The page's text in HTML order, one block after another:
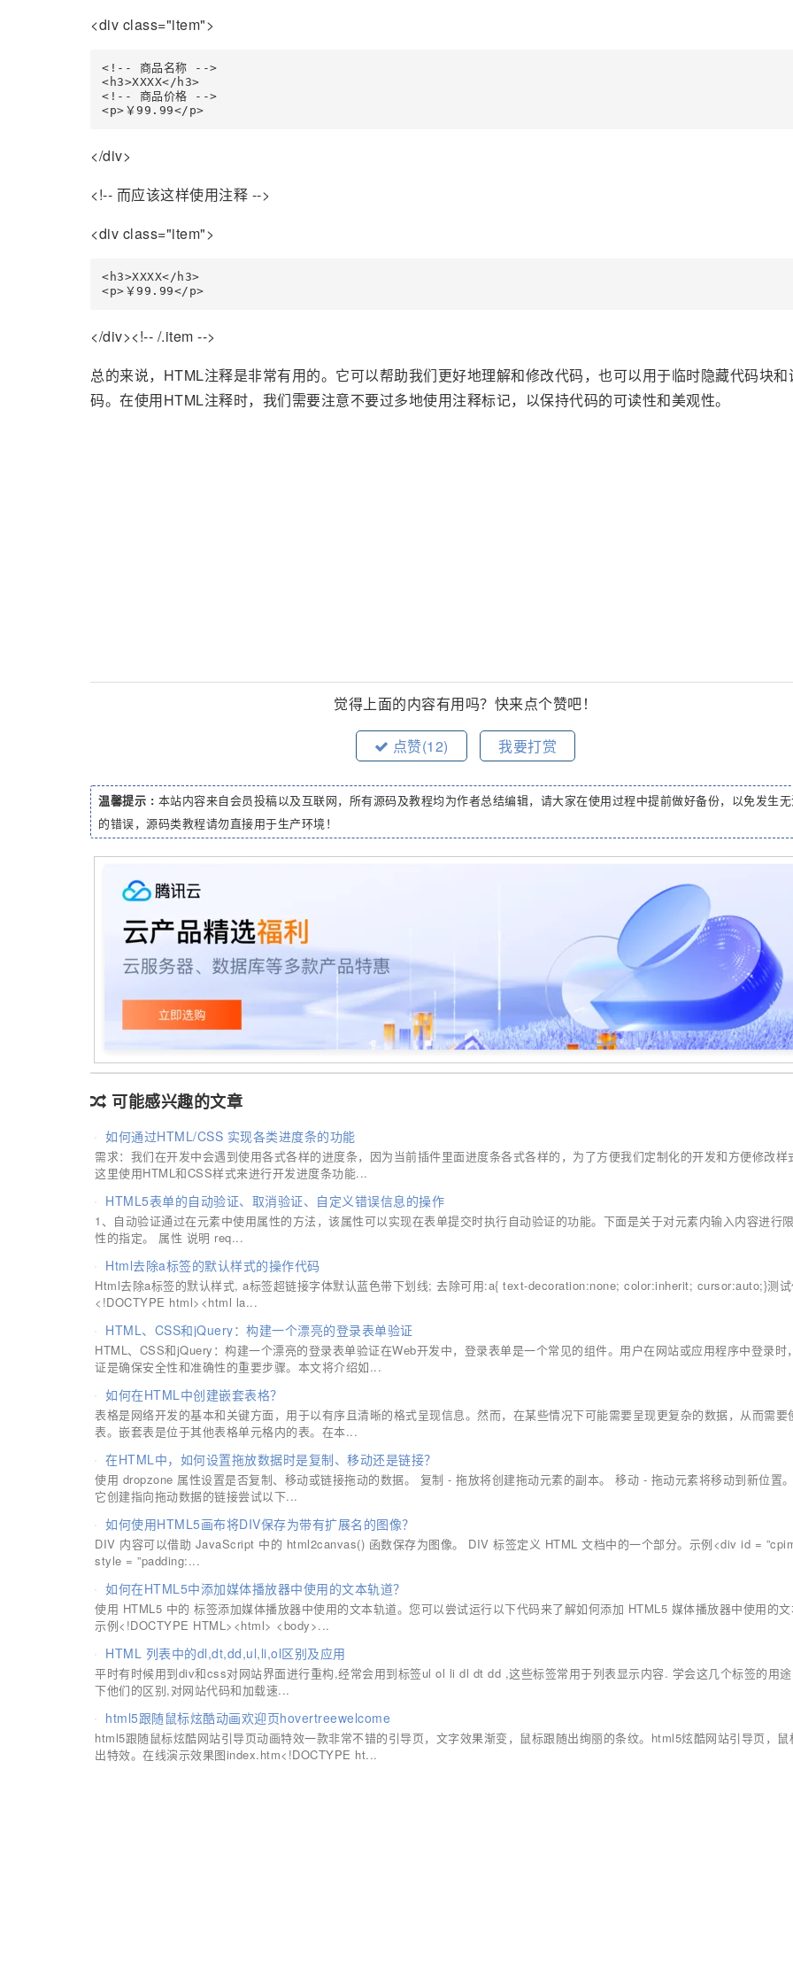
<div class="item">
<!-- 商品名称 -->
<h3>XXXX</h3>
<!-- 商品价格 -->
<p>￥99.99</p>
</div>
<!-- 而应该这样使用注释 -->
<div class="item">
<h3>XXXX</h3>
<p>￥99.99</p>
</div><!-- /.item -->
总的来说，HTML注释是非常有用的。它可以帮助我们更好地理解和修改代码，也可以用于临时隐藏代码块和
码。在使用HTML注释时，我们需要注意不要过多地使用注释标记，以保持代码的可读性和美观性。
觉得上面的内容有用吗？快来点个赞吧！
点赞(12) 我要打赏
温馨提示 : 本站内容来自会员投稿以及互联网，所有源码及教程均为作者总结编辑，请大家在使用过程中提前做好备份，以免发生
的错误，源码类教程请勿直接用于生产环境！
可能感兴趣的文章
如何通过HTML/CSS 实现各类进度条的功能
需求：我们在开发中会遇到使用各式各样的进度条，因为当前插件里面进度条各式各样的，为了方便我们定制化的开发和方便修改样
这里使用HTML和CSS样式来进行开发进度条功能...
HTML5表单的自动验证、取消验证、自定义错误信息的操作
1、自动验证通过在元素中使用属性的方法，该属性可以实现在表单提交时执行自动验证的功能。下面是关于对元素内输入内容进行
性的指定。 属性 说明 req...
Html去除a标签的默认样式的操作代码
Html去除a标签的默认样式, a标签超链接字体默认蓝色带下划线; 去除可用:a{ text-decoration:none; color:inherit; cursor:auto;}测
<!DOCTYPE html><html la...
HTML、CSS和jQuery：构建一个漂亮的登录表单验证
HTML、CSS和jQuery：构建一个漂亮的登录表单验证在Web开发中，登录表单是一个常见的组件。用户在网站或应用程序中登录时
证是确保安全性和准确性的重要步骤。本文将介绍如...
如何在HTML中创建嵌套表格？
表格是网络开发的基本和关键方面，用于以有序且清晰的格式呈现信息。然而，在某些情况下可能需要呈现更复杂的数据，从而需要
表。嵌套表是位于其他表格单元格内的表。在本...
在HTML中，如何设置拖放数据时是复制、移动还是链接？
使用 dropzone 属性设置是否复制、移动或链接拖动的数据。 复制 - 拖放将创建拖动元素的副本。 移动 - 拖动元素将移动到新位置
它创建指向拖动数据的链接尝试以下...
如何使用HTML5画布将DIV保存为带有扩展名的图像？
DIV 内容可以借助 JavaScript 中的 html2canvas() 函数保存为图像。 DIV 标签定义 HTML 文档中的一个部分。示例<div id =
style = ”padding:...
如何在HTML5中添加媒体播放器中使用的文本轨道？
使用 HTML5 中的 标签添加媒体播放器中使用的文本轨道。您可以尝试运行以下代码来了解如何添加 HTML5 媒体播放器中使用的
示例<!DOCTYPE HTML><html> <body>...
HTML 列表中的dl,dt,dd,ul,li,ol区别及应用
平时有时候用到div和css对网站界面进行重构,经常会用到标签ul ol li dl dt dd ,这些标签常用于列表显示内容. 学会这几个标签的用
下他们的区别,对网站代码和加载速...
html5跟随鼠标炫酷动画欢迎页hovertreewelcome
html5跟随鼠标炫酷网站引导页动画特效一款非常不错的引导页，文字效果渐变，鼠标跟随出绚丽的条纹。html5炫酷网站引导页，鼠
出特效。在线演示效果图index.htm<!DOCTYPE ht...